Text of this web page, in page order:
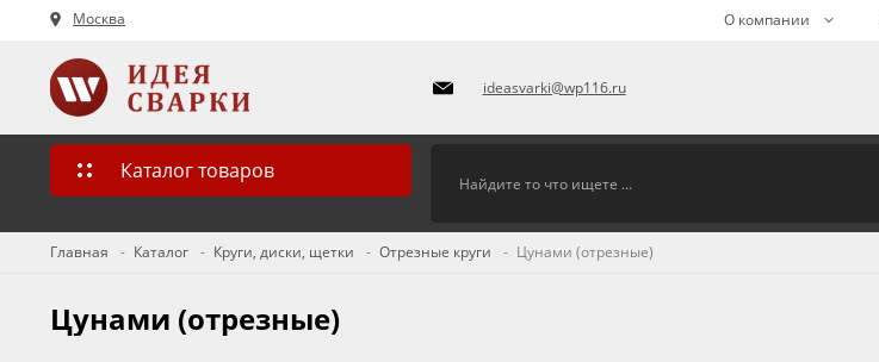
Москва О компании
ideasvarki@wp116.ru
Каталог товаров
Главная Каталог Круги, диски, щетки Отрезные круги Цунами (отрезные)
Цунами (отрезные)